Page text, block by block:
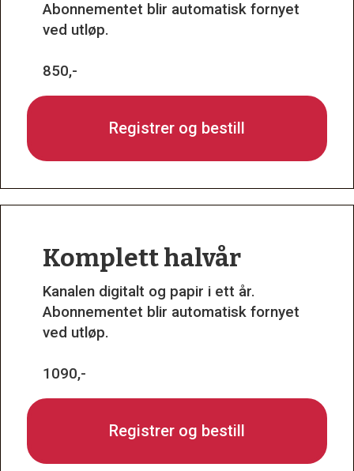
Abonnementet blir automatisk fornyet
ved utløp.
850,-
Registrer og bestill
Komplett halvår
Kanalen digitalt og papir i ett år.
Abonnementet blir automatisk fornyet
ved utløp.
1090,-
Registrer og bestill